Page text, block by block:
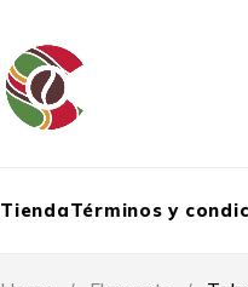
TiendaTérminos y